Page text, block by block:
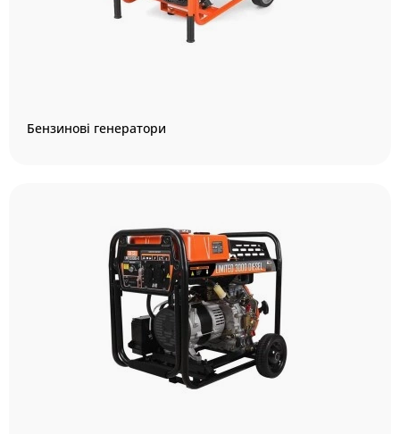
Бензинові генератори